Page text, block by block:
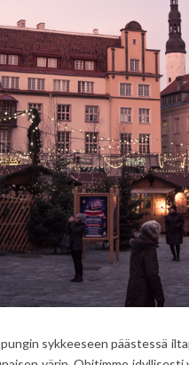
sykkeeseen päästessä